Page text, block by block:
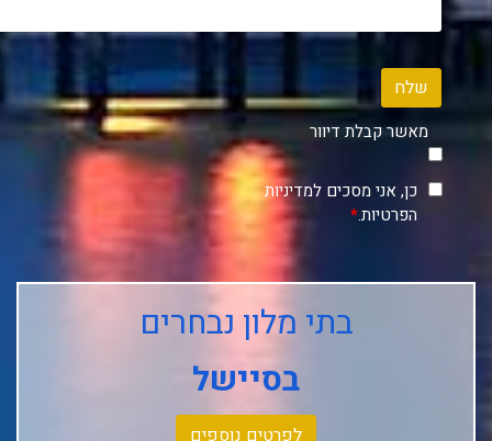
שלח
מאשר קבלת דיוור
כן, אני מסכים למדיניות
הפרטיות.*
בתי מלון נבחרים
בסיישל
לפרטים נוספים